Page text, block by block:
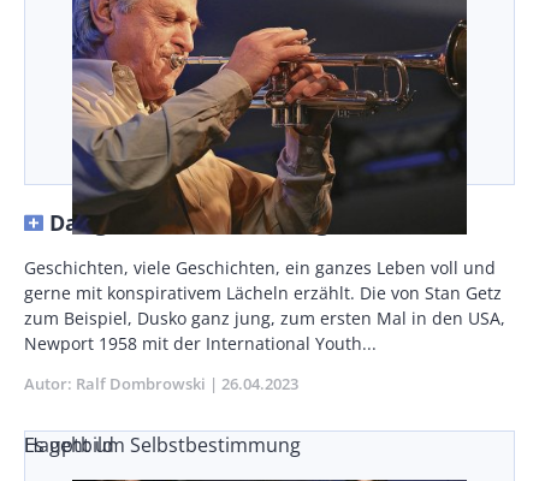
Das große Herz des Swing
Body
Geschichten, viele Geschichten, ein ganzes Leben voll und
gerne mit konspirativem Lächeln erzählt. Die von Stan Getz
zum Beispiel, Dusko ganz jung, zum ersten Mal in den USA,
New­port 1958 mit der International Youth...
Autor Ralf Dombrowski Publikationsdatum
26.04.2023
Es geht um Selbstbestimmung
Hauptbild